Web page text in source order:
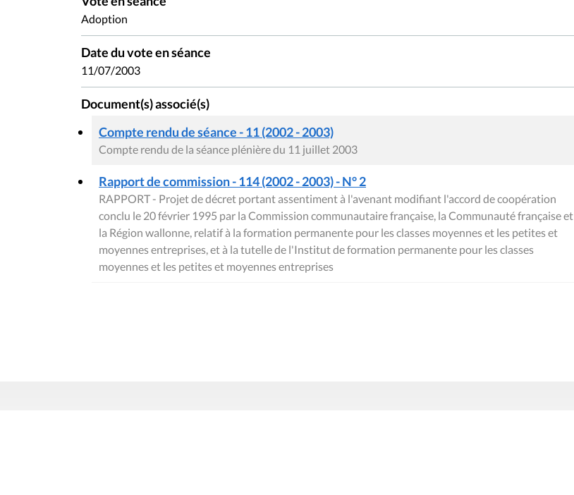
Adoption
Date du vote en séance
11/07/2003
Document(s) associé(s)
Compte rendu de séance - 11 (2002 - 2003)
Compte rendu de la séance plénière du 11 juillet 2003
Rapport de commission - 114 (2002 - 2003) - N° 2
RAPPORT - Projet de décret portant assentiment à l'avenant modifiant l'accord de coopération
conclu le 20 février 1995 par la Commission communautaire française, la Communauté française et
la Région wallonne, relatif à la formation permanente pour les classes moyennes et les petites et
moyennes entreprises, et à la tutelle de l'Institut de formation permanente pour les classes
moyennes et les petites et moyennes entreprises